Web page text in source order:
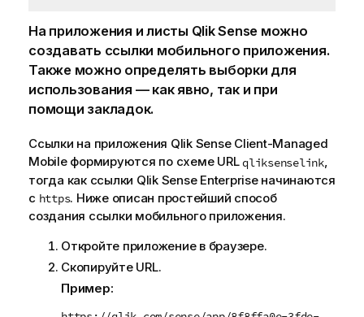
На приложения и листы Qlik Sense можно
создавать ссылки мобильного приложения.
Также можно определять выборки для
использования — как явно, так и при
помощи закладок.
Ссылки на приложения Qlik Sense Client-Managed
Mobileформируются по схеме URL qliksenselink,
тогда как ссылки Qlik Sense Enterpriseначинаются
с https. Ниже описан простейший способ
создания ссылки мобильного приложения.
Откройте приложение в браузере.
Скопируйте URL.
Пример: